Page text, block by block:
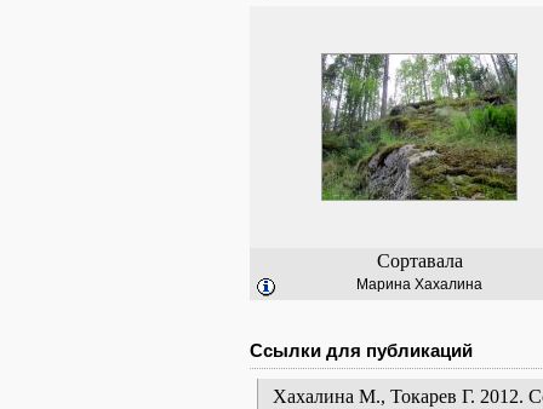
Сортавала
Марина Хахалина
Ссылки для публикаций
Хахалина М., Токарев Г. 2012.